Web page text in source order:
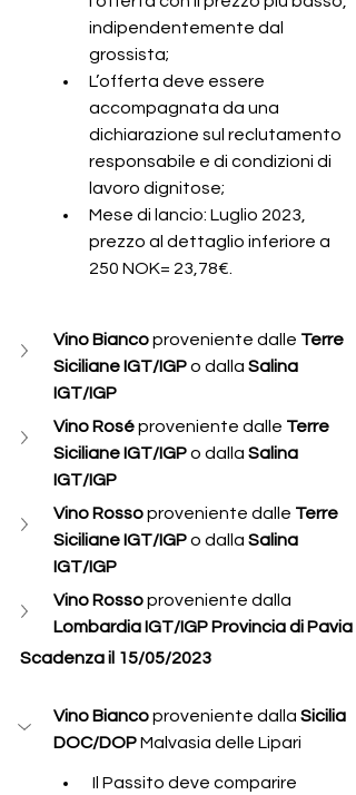
indipendentemente dal
grossista;
L’offerta deve essere
accompagnata da una
dichiarazione sul reclutamento
responsabile e di condizioni di
lavoro dignitose;
Mese di lancio: Luglio 2023,
prezzo al dettaglio inferiore a
250 NOK= 23,78€.
Vino Bianco proveniente dalle Terre
Siciliane IGT/IGP o dalla Salina
IGT/IGP
Vino Rosé proveniente dalle Terre
Siciliane IGT/IGP o dalla Salina
IGT/IGP
Vino Rosso proveniente dalle Terre
Siciliane IGT/IGP o dalla Salina
IGT/IGP
Vino Rosso proveniente dalla
Lombardia IGT/IGP Provincia di Pavia
Scadenza il 15/05/2023
Vino Bianco proveniente dalla Sicilia
DOC/DOP Malvasia delle Lipari